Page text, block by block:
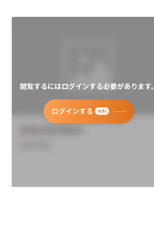
閲覧するにはログインする必要があります。
ログインする 無料